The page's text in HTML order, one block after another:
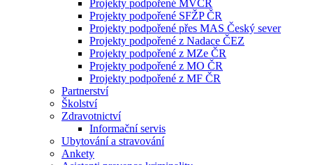
Projekty podpořené MVČR
Projekty podpořené SFŽP ČR
Projekty podpořené přes MAS Český sever
Projekty podpořené z Nadace ČEZ
Projekty podpořené z MZe ČR
Projekty podpořené z MO ČR
Projekty podpořené z MF ČR
Partnerství
Školství
Zdravotnictví
Informační servis
Ubytování a stravování
Ankety